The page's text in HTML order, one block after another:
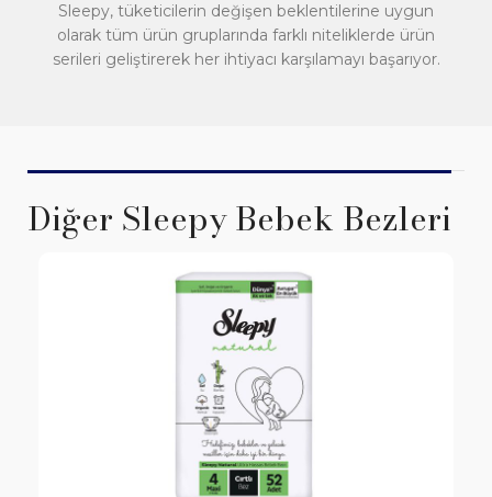
Sleepy, tüketicilerin değişen beklentilerine uygun
olarak tüm ürün gruplarında farklı niteliklerde ürün
serileri geliştirerek her ihtiyacı karşılamayı başarıyor.
Diğer Sleepy Bebek Bezleri